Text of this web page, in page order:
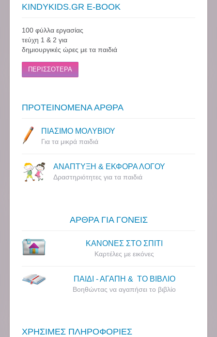
KINDYKIDS.GR E-BOOK
100 φύλλα εργασίας
τεύχη 1 & 2 για
δημιουργικές ώρες με τα παιδιά
ΠΕΡΙΣΣΟΤΕΡΑ
ΠΡΟΤΕΙΝΟΜΕΝΑ ΑΡΘΡΑ
ΠΙΑΣΙΜΟ ΜΟΛΥΒΙΟΥ
Για τα μικρά παιδιά
ΑΝΑΠΤΥΞΗ & ΕΚΦΟΡΑ ΛΟΓΟΥ
Δραστηριότητες για τα παιδιά
ΑΡΘΡΑ ΓΙΑ ΓΟΝΕΙΣ
ΚΑΝΟΝΕΣ ΣΤΟ ΣΠΙΤΙ
Καρτέλες με εικόνες
ΠΑΙΔΙ - ΑΓΑΠΗ & ΤΟ ΒΙΒΛΙΟ
Βοηθώντας να αγαπήσει το βιβλίο
ΧΡΗΣΙΜΕΣ ΠΛΗΡΟΦΟΡΙΕΣ